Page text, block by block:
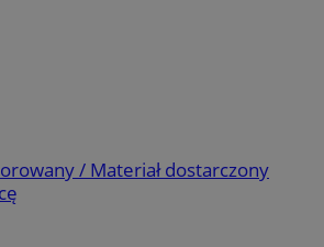
/ Materiał dostarczony